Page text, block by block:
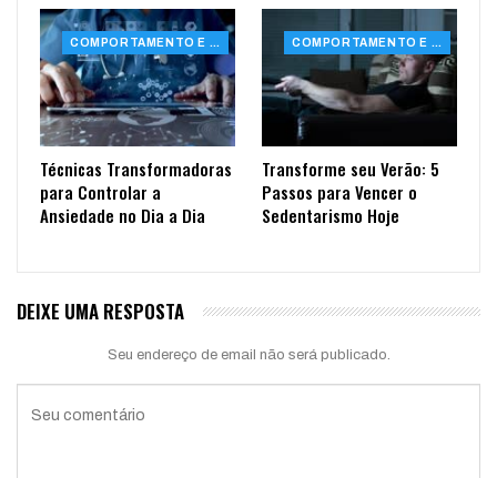
COMPORTAMENTO E SAÚDE
Técnicas Transformadoras
para Controlar a
Ansiedade no Dia a Dia
COMPORTAMENTO E SAÚDE
Transforme seu Verão: 5
Passos para Vencer o
Sedentarismo Hoje
DEIXE UMA RESPOSTA
Seu endereço de email não será publicado.